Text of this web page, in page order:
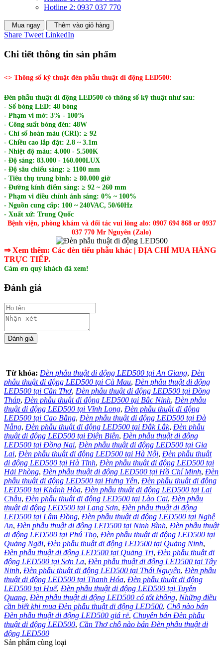
Hotline 2: 0937 037 770
Mua ngay Thêm vào giỏ hàng
Share Tweet LinkedIn
Chi tiết thông tin sản phẩm
<> Thông số kỹ thuật đèn phẫu thuật di động LED500:
Đèn phẫu thuật di động LED500 có thông số kỹ thuật như sau:
- Số bóng LED: 48 bóng
- Phạm vi mờ: 3% - 100%
- Công suất bóng đèn: 48W
- Chỉ số hoàn màu (CRI): ≥ 92
- Chiều cao lắp đặt: 2.8 ~ 3.1m
- Nhiệt độ màu: 4.000 - 5.500K
- Độ sáng: 83.000 - 160.000LUX
- Độ sâu chiếu sáng: ≥ 1100 mm
- Tiêu thụ trung bình: ≥ 80.000 giờ
- Đường kính điểm sáng: ≥ 92 ~ 260 mm
- Phạm vi điều chỉnh ánh sáng: 0% ~ 100%
- Nguồn cung cấp: 100 ~ 240VAC, 50/60Hz
- Xuất xứ: Trung Quốc
Bệnh viện, phòng khám và đối tác vui lòng alo: 0907 694 868 or 0937
037 770 Mr Nguyên (Zalo)
⇒ Xem thêm: Các đèn tiểu phẫu khác | ĐỊA CHỈ MUA HÀNG
TRỰC TIẾP.
Cám ơn quý khách đã xem!
Đánh giá
Từ khóa: Đèn phẫu thuật di động LED500 tại An Giang, Đèn
phẫu thuật di động LED500 tại Cà Mau, Đèn phẫu thuật di động
LED500 tại Cần Thơ, Đèn phẫu thuật di động LED500 tại Đồng
Tháp, Đèn phẫu thuật di động LED500 tại Bắc Ninh, Đèn phẫu
thuật di động LED500 tại Vĩnh Long, Đèn phẫu thuật di động
LED500 tại Cao Bằng, Đèn phẫu thuật di động LED500 tại Đà
Nẵng, Đèn phẫu thuật di động LED500 tại Đắk Lắk, Đèn phẫu
thuật di động LED500 tại Điện Biên, Đèn phẫu thuật di động
LED500 tại Đồng Nai, Đèn phẫu thuật di động LED500 tại Gia
Lai, Đèn phẫu thuật di động LED500 tại Hà Nội, Đèn phẫu thuật
di động LED500 tại Hà Tĩnh, Đèn phẫu thuật di động LED500 tại
Hải Phòng, Đèn phẫu thuật di động LED500 tại Hồ Chí Minh, Đèn
phẫu thuật di động LED500 tại Hưng Yên, Đèn phẫu thuật di động
LED500 tại Khánh Hòa, Đèn phẫu thuật di động LED500 tại Lai
Châu, Đèn phẫu thuật di động LED500 tại Lào Cai, Đèn phẫu
thuật di động LED500 tại Lạng Sơn, Đèn phẫu thuật di động
LED500 tại Lâm Đồng, Đèn phẫu thuật di động LED500 tại Nghệ
An, Đèn phẫu thuật di động LED500 tại Ninh Bình, Đèn phẫu thuật
di động LED500 tại Phú Thọ, Đèn phẫu thuật di động LED500 tại
Quảng Ngãi, Đèn phẫu thuật di động LED500 tại Quảng Ninh,
Đèn phẫu thuật di động LED500 tại Quảng Trị, Đèn phẫu thuật di
động LED500 tại Sơn La, Đèn phẫu thuật di động LED500 tại Tây
Ninh, Đèn phẫu thuật di động LED500 tại Thái Nguyên, Đèn phẫu
thuật di động LED500 tại Thanh Hóa, Đèn phẫu thuật di động
LED500 tại Huế, Đèn phẫu thuật di động LED500 tại Tuyên
Quang, Đèn phẫu thuật di động LED500 có tốt không, Những điều
cần biết khi mua Đèn phẫu thuật di động LED500, Chỗ nào bán
Đèn phẫu thuật di động LED500 giá rẻ, Chuyên bán Đèn phẫu
thuật di động LED500, Cần Thơ chỗ nào bán Đèn phẫu thuật di
động LED500
Sản phẩm cùng loại